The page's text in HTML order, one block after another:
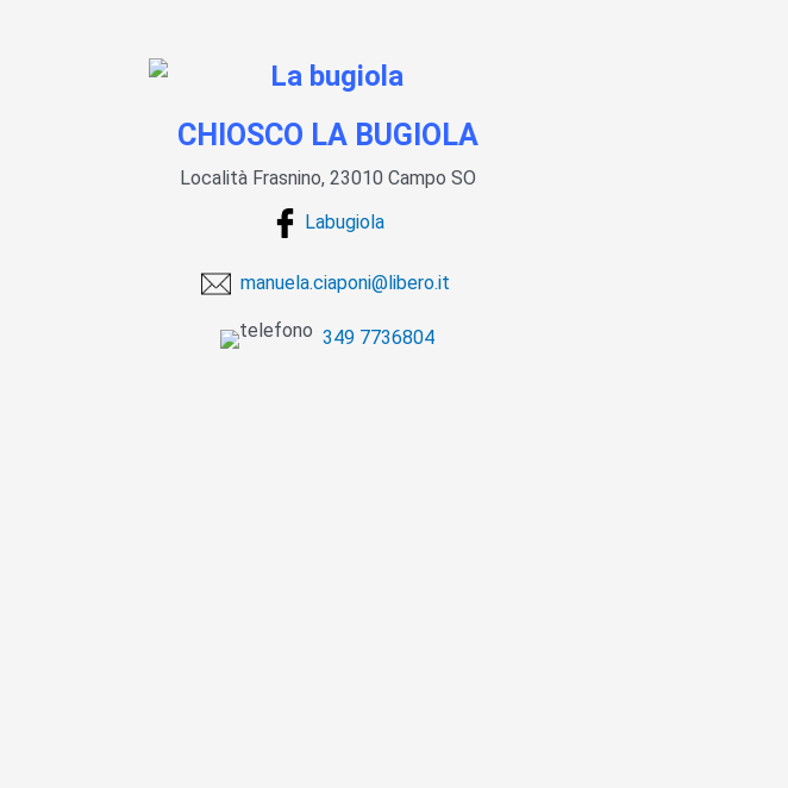
CHIOSCO LA BUGIOLA
Località Frasnino, 23010 Campo SO
Labugiola
manuela.ciaponi@libero.it
349 7736804